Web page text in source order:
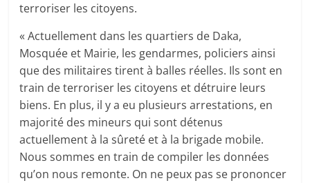
terroriser les citoyens.
« Actuellement dans les quartiers de Daka,
Mosquée et Mairie, les gendarmes, policiers ainsi
que des militaires tirent à balles réelles. Ils sont en
train de terroriser les citoyens et détruire leurs
biens. En plus, il y a eu plusieurs arrestations, en
majorité des mineurs qui sont détenus
actuellement à la sûreté et à la brigade mobile.
Nous sommes en train de compiler les données
qu’on nous remonte. On ne peux pas se prononcer